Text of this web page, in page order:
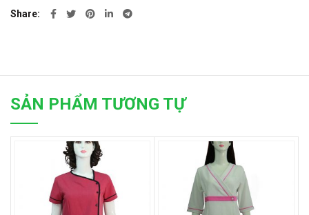
Share
SẢN PHẨM TƯƠNG TỰ